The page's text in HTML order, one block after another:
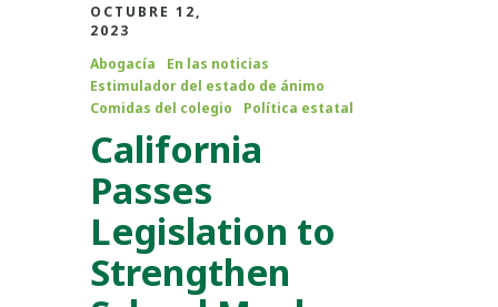
OCTUBRE 12,
2023
Abogacía
En las noticias
Estimulador del estado de ánimo
Comidas del colegio
Política estatal
California
Passes
Legislation to
Strengthen